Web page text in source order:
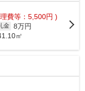
費等：5,500円 )
金 8万円
㎡